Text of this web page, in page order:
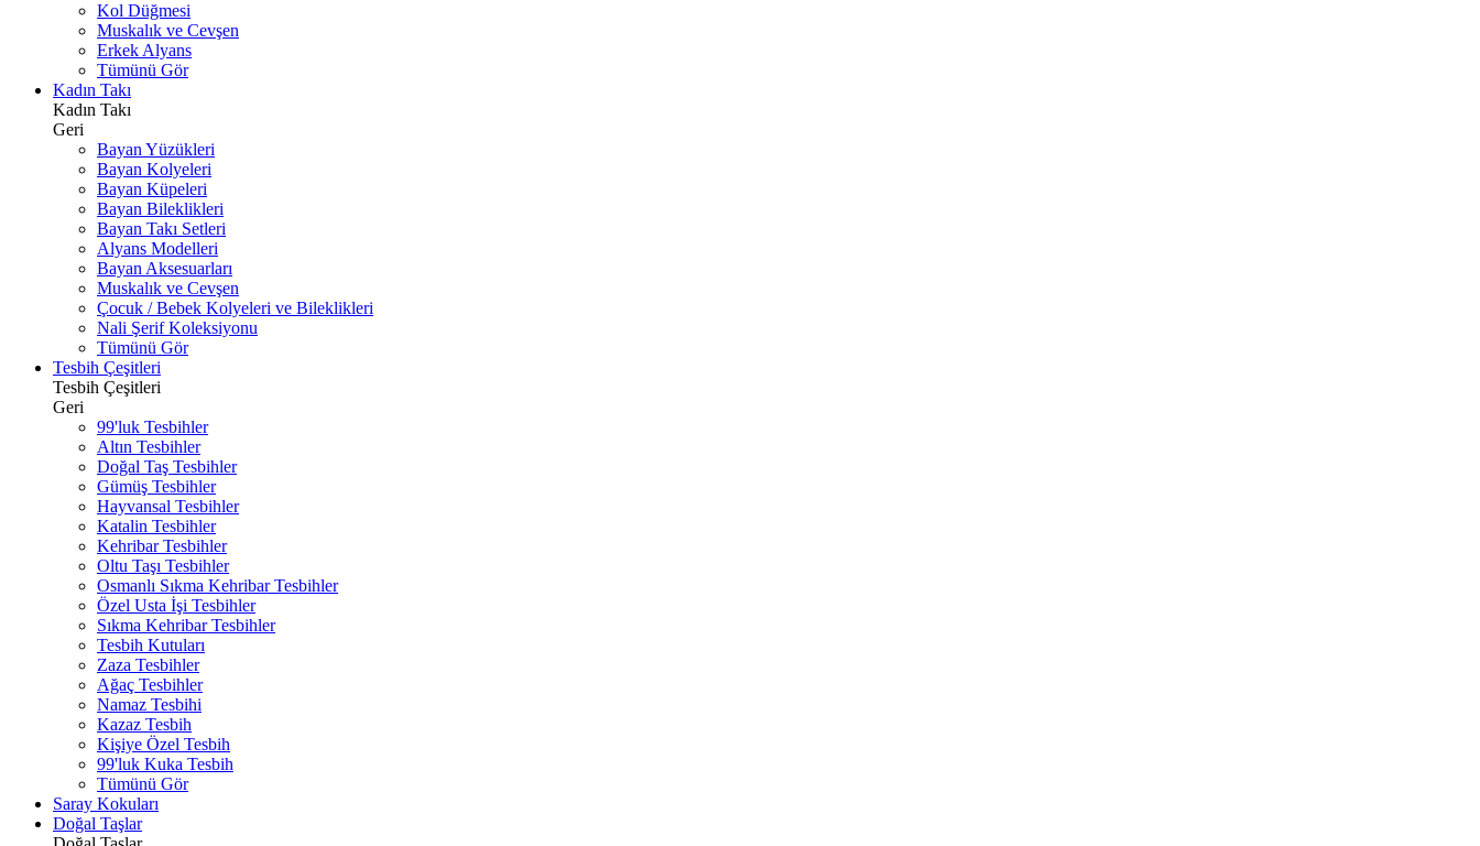
Kol Düğmesi
Muskalık ve Cevşen
Erkek Alyans
Tümünü Gör
Kadın Takı
Kadın Takı
Geri
Bayan Yüzükleri
Bayan Kolyeleri
Bayan Küpeleri
Bayan Bileklikleri
Bayan Takı Setleri
Alyans Modelleri
Bayan Aksesuarları
Muskalık ve Cevşen
Çocuk / Bebek Kolyeleri ve Bileklikleri
Nali Şerif Koleksiyonu
Tümünü Gör
Tesbih Çeşitleri
Tesbih Çeşitleri
Geri
99'luk Tesbihler
Altın Tesbihler
Doğal Taş Tesbihler
Gümüş Tesbihler
Hayvansal Tesbihler
Katalin Tesbihler
Kehribar Tesbihler
Oltu Taşı Tesbihler
Osmanlı Sıkma Kehribar Tesbihler
Özel Usta İşi Tesbihler
Sıkma Kehribar Tesbihler
Tesbih Kutuları
Zaza Tesbihler
Ağaç Tesbihler
Namaz Tesbihi
Kazaz Tesbih
Kişiye Özel Tesbih
99'luk Kuka Tesbih
Tümünü Gör
Saray Kokuları
Doğal Taşlar